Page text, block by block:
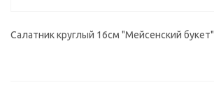
Салатник круглый 16см "Мейсенский букет"